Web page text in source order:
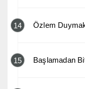
14 Özlem
15 Başlamadan